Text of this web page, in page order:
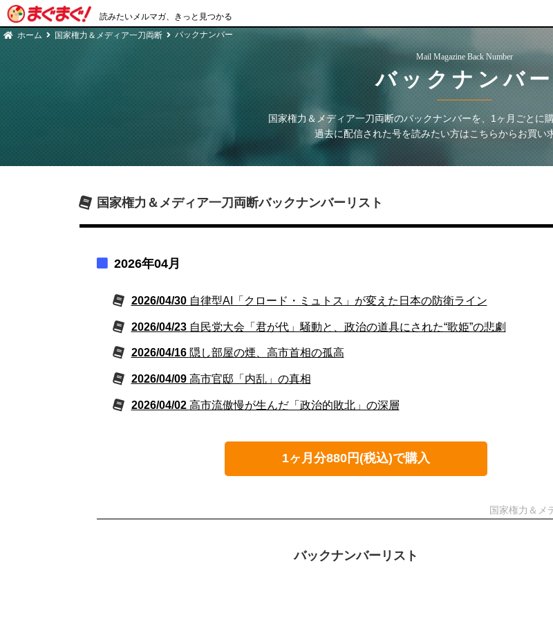
読みたいメルマガ、きっと見つかる
ホーム 国家権力＆メディア一刀両断 バックナンバー
Mail Magazine Back Number
バックナンバー
国家権力＆メディア一刀両断のバックナンバーを、1ヶ月ごとに
過去に配信された号を読みたい方はこちらからお買い
国家権力＆メディア一刀両断バックナンバーリスト
2026年04月
2026/04/30 自律型AI「クロード・ミュトス」が変えた日本の防衛ライン
2026/04/23 自民党大会「君が代」騒動と、政治の道具にされた“歌姫”の悲劇
2026/04/16 隠し部屋の煙、高市首相の孤高
2026/04/09 高市官邸「内乱」の真相
2026/04/02 高市流傲慢が生んだ「政治的敗北」の深層
1ヶ月分880円(税込)で購入
国家権力＆メ
バックナンバーリスト